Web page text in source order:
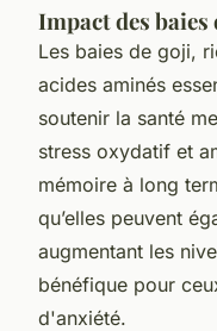
Impact des
Les baies de goji,
acides aminés
soutenir la santé
stress oxydatif et
mémoire à long
qu’elles peuvent
augmentant les
bénéfique pour
d'anxiété.